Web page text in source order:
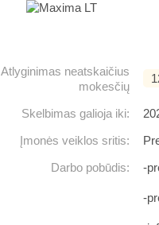
Atlyginimas neatskaičius
mokesčių
Skelbimas galioja iki:
Įmonės veiklos sritis:
Darbo pobūdis:
-
-